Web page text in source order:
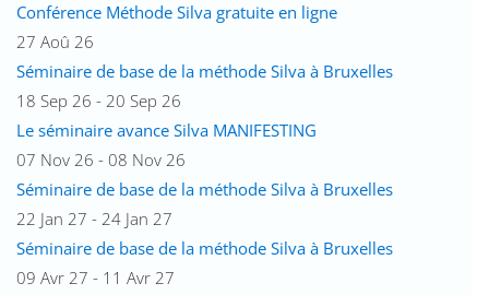
Conférence Méthode Silva gratuite en ligne
27 Aoû 26
Séminaire de base de la méthode Silva à Bruxelles
18 Sep 26 - 20 Sep 26
Le séminaire avance Silva MANIFESTING
07 Nov 26 - 08 Nov 26
Séminaire de base de la méthode Silva à Bruxelles
22 Jan 27 - 24 Jan 27
Séminaire de base de la méthode Silva à Bruxelles
09 Avr 27 - 11 Avr 27